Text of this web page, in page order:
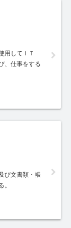
用してＩＴ
、仕事をする
び文書類・帳
。